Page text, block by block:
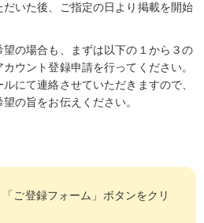
いた後、ご指定の日より掲載を開始
望の場合も、まずは以下の１から３の
ウント登録申請を行ってください。
にて連絡させていただきますので、
の旨をお伝えください。
ご登録フォーム」ボタンをクリ